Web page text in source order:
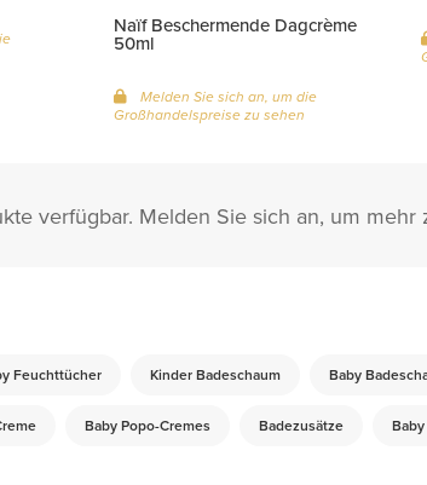
Naïf Beschermende Dagcrème
50ml
Melden Sie sich an, um die
Großhandelspreise zu sehen
verfügbar. Melden Sie sich an, um mehr
Feuchttücher Kinder Badeschaum Baby
Baby Popo-Cremes Badezusätze